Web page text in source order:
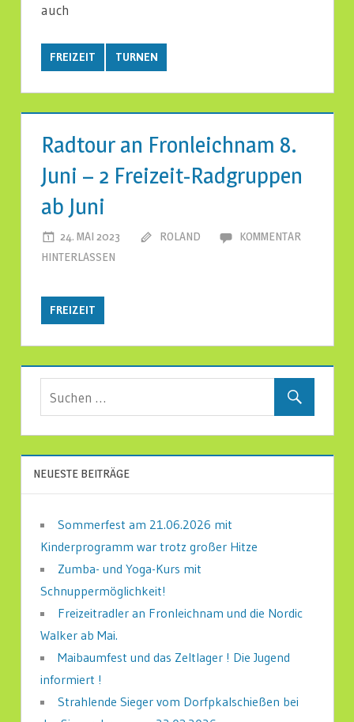
auch
FREIZEIT TURNEN
Radtour an Fronleichnam 8.
Juni – 2 Freizeit-Radgruppen
ab Juni
24. MAI 2023 ROLAND
KOMMENTAR
HINTERLASSEN
FREIZEIT
NEUESTE BEITRÄGE
Sommerfest am 21.06.2026 mit
Kinderprogramm war trotz großer Hitze
Zumba- und Yoga-Kurs mit
Schnuppermöglichkeit!
Freizeitradler an Fronleichnam und die Nordic
Walker ab Mai.
Maibaumfest und das Zeltlager ! Die Jugend
informiert !
Strahlende Sieger vom Dorfpkalschießen bei